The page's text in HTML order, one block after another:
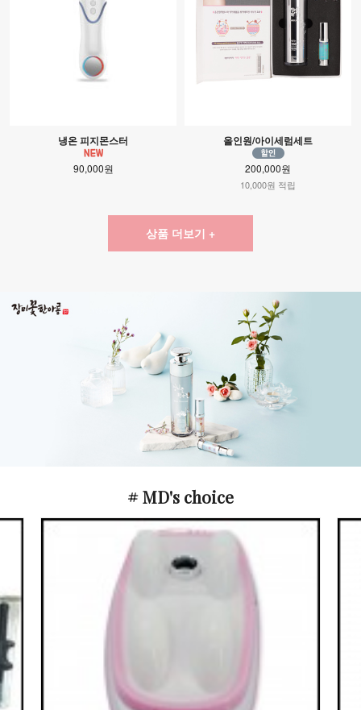
냉온 피지몬스터
90,000원
올인원/아이세럼세트
200,000원
10,000원 적립
상품 더보기 +
# MD's choice